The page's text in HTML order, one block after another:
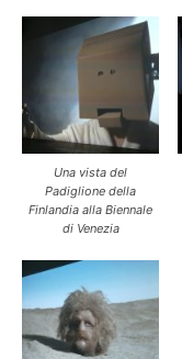
Una vista del
Padiglione della
Finlandia alla Biennale
di Venezia